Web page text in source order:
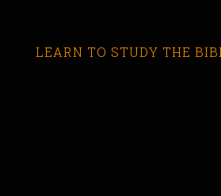
LEARN TO STUDY THE